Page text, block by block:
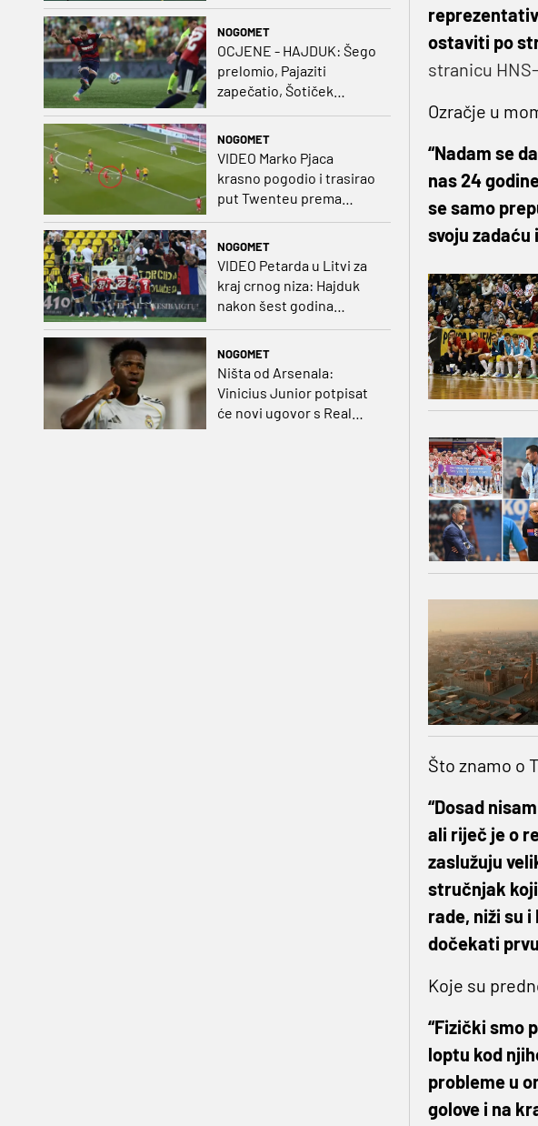
NOGOMET
OCJENE - HAJDUK: Šego
prelomio, Pajaziti
zapečatio, Šotiček
NOGOMET
VIDEO Marko Pjaca
krasno pogodio i trasirao
put Twenteu prema
važnoj pobjedi
NOGOMET
VIDEO Petarda u Litvi za
kraj crnog niza: Hajduk
nakon šest godina
NOGOMET
Ništa od Arsenala:
Vinicius Junior potpisat
će novi ugovor s Real
ostaviti po
stranicu
Ozračje u
“Nadam se
nas 24
se samo
svoju
Što znamo o
“Dosad
ali riječ je o
zaslužuju
stručnjak
rade, niži su
dočekati
Koje su
“Fizički smo
loptu kod
probleme u
golove i na